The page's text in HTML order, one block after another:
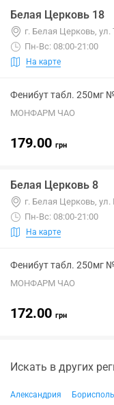
Белая Церковь 18
г. Белая Церковь,
Пн-Вс: 08:00-21:00
На карте
Фенибут табл. 250мг
МОНФАРМ ЧАО
179.00 грн
Белая Церковь 8
г. Белая Церковь,
Пн-Вс: 08:00-21:00
На карте
Фенибут табл. 250мг
МОНФАРМ ЧАО
172.00 грн
Искать в других
Александрия Борисполь